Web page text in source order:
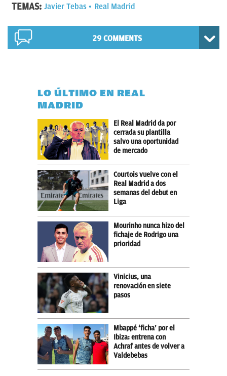
TEMAS: Javier Tebas Real Madrid
29 COMMENTS
LO ÚLTIMO EN REAL
MADRID
El Real Madrid da por
cerrada su plantilla
salvo una oportunidad
de mercado
Courtois vuelve con el
Real Madrid a dos
semanas del debut en
Liga
Mourinho nunca hizo del
fichaje de Rodrigo una
prioridad
Vinicius, una
renovación en siete
pasos
Mbappé ‘ficha’ por el
Ibiza: entrena con
Achraf antes de volver a
Valdebebas